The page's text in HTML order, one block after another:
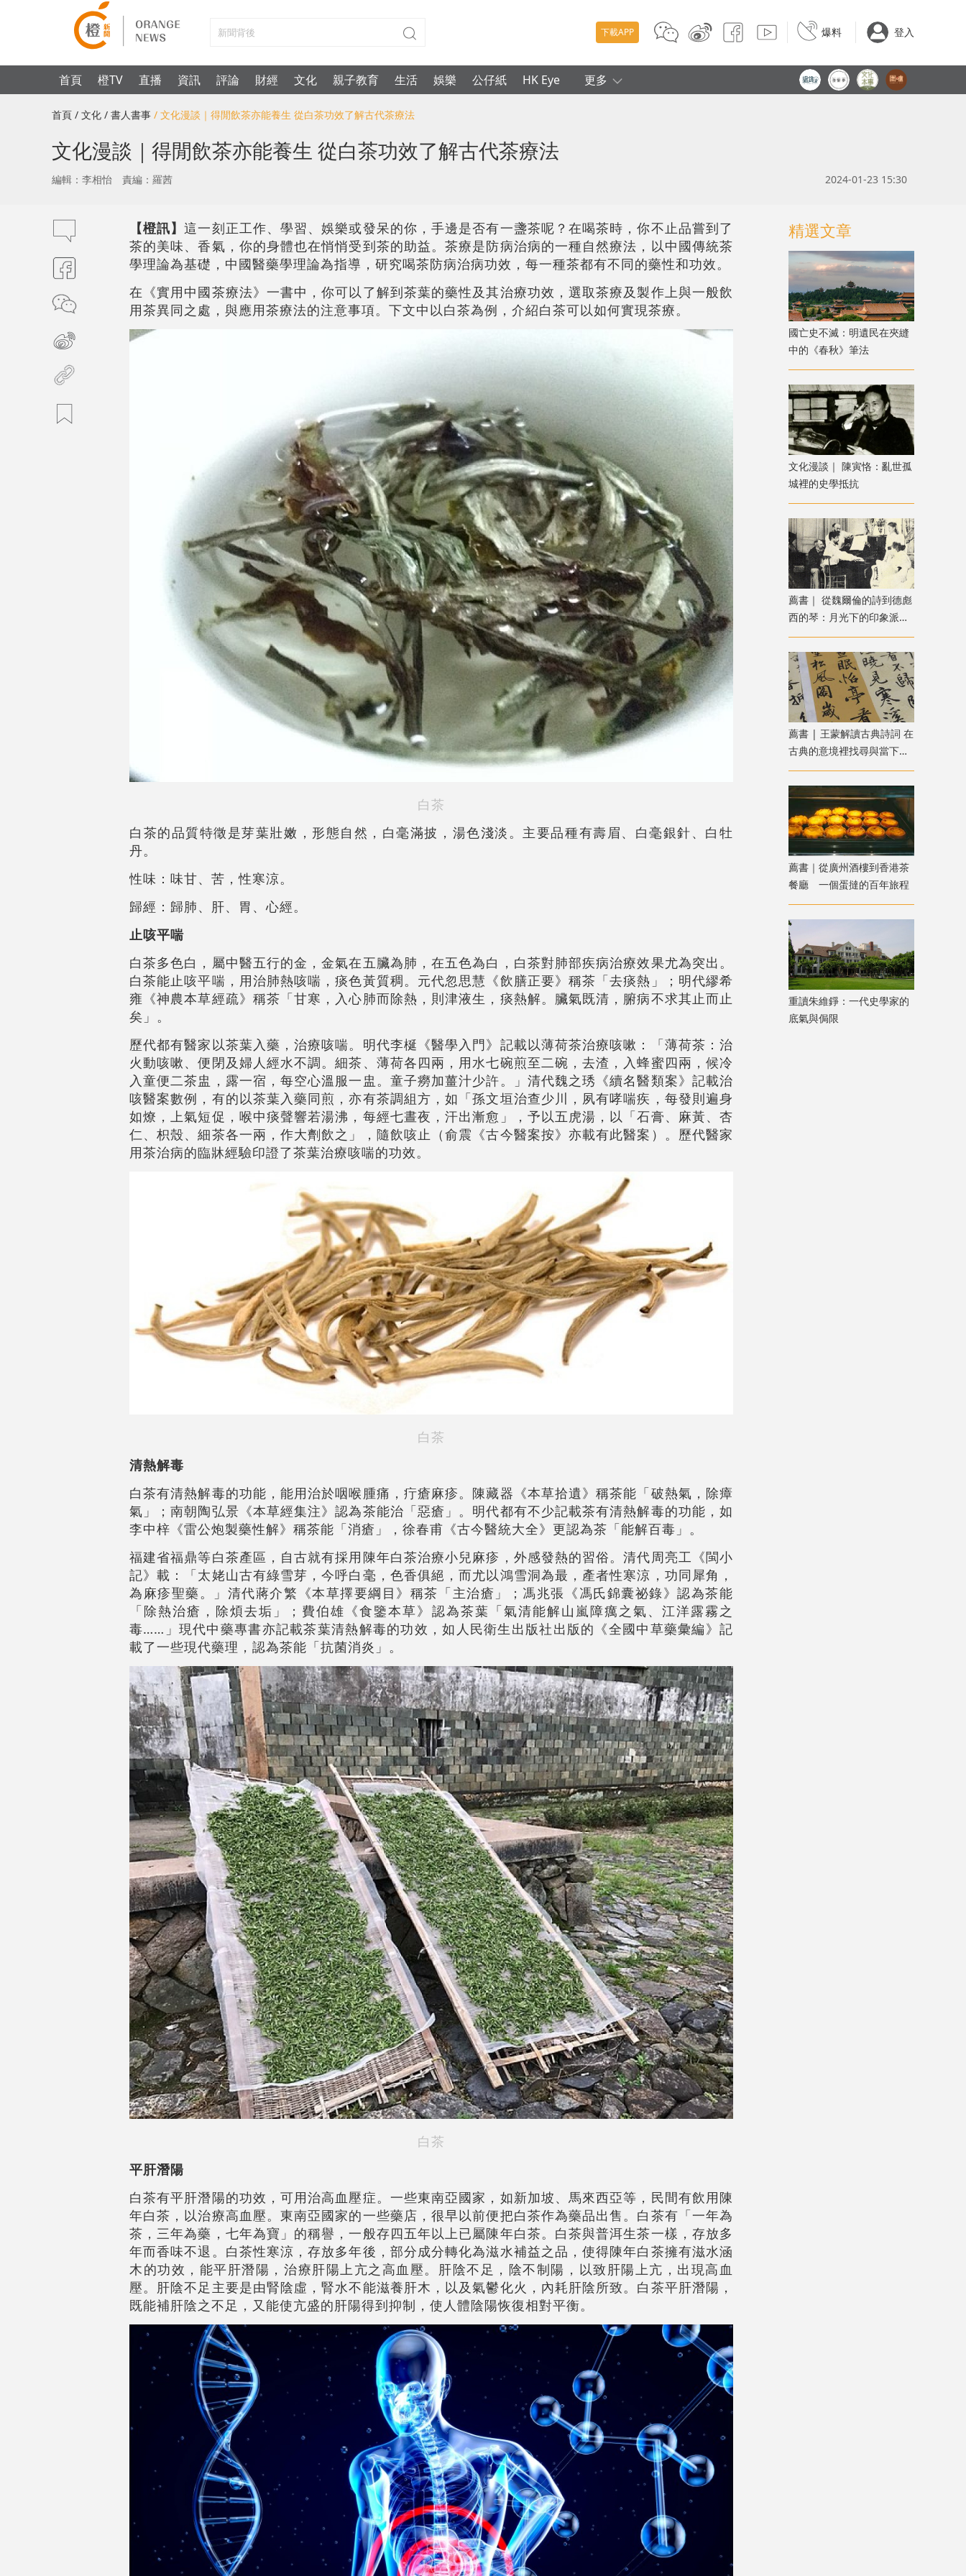
下載APP 爆料 登入
首頁 橙TV 直播 資訊 評論 財經 文化 親子教育 生活 娛樂 公仔紙 HK Eye 更多
首頁 / 文化 / 書人書事 / 文化漫談｜得閒飲茶亦能養生 從白茶功效了解古代茶療法
文化漫談｜得閒飲茶亦能養生 從白茶功效了解古代茶療法
編輯：李相怡 責編：羅茜 2024-01-23 15:30
【橙訊】這一刻正工作、學習、娛樂或發呆的你，手邊是否有一盞茶呢？在喝茶時，你不止品嘗到了
茶的美味、香氣，你的身體也在悄悄受到茶的助益。茶療是防病治病的一種自然療法，以中國傳統茶
學理論為基礎，中國醫藥學理論為指導，研究喝茶防病治病功效，每一種茶都有不同的藥性和功效。
在《實用中國茶療法》一書中，你可以了解到茶葉的藥性及其治療功效，選取茶療及製作上與一般飲
用茶異同之處，與應用茶療法的注意事項。下文中以白茶為例，介紹白茶可以如何實現茶療。
白茶
白茶的品質特徵是芽葉壯嫩，形態自然，白毫滿披，湯色淺淡。主要品種有壽眉、白毫銀針、白牡
丹。
性味：味甘、苦，性寒涼。
歸經：歸肺、肝、胃、心經。
止咳平喘
白茶多色白，屬中醫五行的金，金氣在五臟為肺，在五色為白，白茶對肺部疾病治療效果尤為突出。
白茶能止咳平喘，用治肺熱咳喘，痰色黃質稠。元代忽思慧《飲膳正要》稱茶「去痰熱」；明代繆希
雍《神農本草經疏》稱茶「甘寒，入心肺而除熱，則津液生，痰熱解。臟氣既清，腑病不求其止而止
矣」。
歷代都有醫家以茶葉入藥，治療咳喘。明代李梴《醫學入門》記載以薄荷茶治療咳嗽：「薄荷茶：治
火動咳嗽、便閉及婦人經水不調。細茶、薄荷各四兩，用水七碗煎至二碗，去渣，入蜂蜜四兩，候冷
入童便二茶盅，露一宿，每空心溫服一盅。童子癆加薑汁少許。」清代魏之琇《續名醫類案》記載治
咳醫案數例，有的以茶葉入藥同煎，亦有茶調組方，如「孫文垣治查少川，夙有哮喘疾，每發則遍身
如燎，上氣短促，喉中痰聲響若湯沸，每經七晝夜，汗出漸愈」，予以五虎湯，以「石膏、麻黃、杏
仁、枳殼、細茶各一兩，作大劑飲之」，隨飲咳止（俞震《古今醫案按》亦載有此醫案）。歷代醫家
用茶治病的臨牀經驗印證了茶葉治療咳喘的功效。
白茶
清熱解毒
白茶有清熱解毒的功能，能用治於咽喉腫痛，疔瘡麻疹。陳藏器《本草拾遺》稱茶能「破熱氣，除瘴
氣」；南朝陶弘景《本草經集注》認為茶能治「惡瘡」。明代都有不少記載茶有清熱解毒的功能，如
李中梓《雷公炮製藥性解》稱茶能「消瘡」，徐春甫《古今醫統大全》更認為茶「能解百毒」。
福建省福鼎等白茶產區，自古就有採用陳年白茶治療小兒麻疹，外感發熱的習俗。清代周亮工《閩小
記》載：「太姥山古有綠雪芽，今呼白毫，色香俱絕，而尤以鴻雪洞為最，產者性寒涼，功同犀角，
為麻疹聖藥。」清代蔣介繁《本草擇要綱目》稱茶「主治瘡」；馮兆張《馮氏錦囊祕錄》認為茶能
「除熱治瘡，除煩去垢」；費伯雄《食鑒本草》認為茶葉「氣清能解山嵐障癘之氣、江洋露霧之
毒……」現代中藥專書亦記載茶葉清熱解毒的功效，如人民衛生出版社出版的《全國中草藥彙編》記
載了一些現代藥理，認為茶能「抗菌消炎」。
白茶
平肝潛陽
白茶有平肝潛陽的功效，可用治高血壓症。一些東南亞國家，如新加坡、馬來西亞等，民間有飲用陳
年白茶，以治療高血壓。東南亞國家的一些藥店，很早以前便把白茶作為藥品出售。白茶有「一年為
茶，三年為藥，七年為寶」的稱譽，一般存四五年以上已屬陳年白茶。白茶與普洱生茶一樣，存放多
年而香味不退。白茶性寒涼，存放多年後，部分成分轉化為滋水補益之品，使得陳年白茶擁有滋水涵
木的功效，能平肝潛陽，治療肝陽上亢之高血壓。肝陰不足，陰不制陽，以致肝陽上亢，出現高血
壓。肝陰不足主要是由腎陰虛，腎水不能滋養肝木，以及氣鬱化火，內耗肝陰所致。白茶平肝潛陽，
既能補肝陰之不足，又能使亢盛的肝陽得到抑制，使人體陰陽恢復相對平衡。
精選文章
國亡史不滅：明遺民在夾縫
中的《春秋》筆法
文化漫談｜ 陳寅恪：亂世孤
城裡的史學抵抗
薦書｜ 從魏爾倫的詩到德彪
西的琴：月光下的印象派音
樂之旅
薦書 | 王蒙解讀古典詩詞 在
古典的意境裡找尋與當下共
鳴的「新鮮」
薦書｜從廣州酒樓到香港茶
餐廳 一個蛋撻的百年旅程
重讀朱維錚：一代史學家的
底氣與侷限